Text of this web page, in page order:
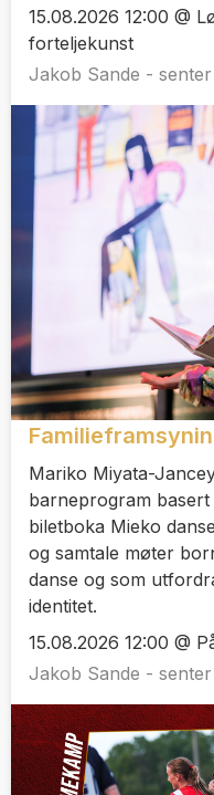
15.08.2026 12:00 @
forteljekunst
Jakob Sande -
Mariko Miyata-
barneprogram
biletboka Mieko
og samtale møter
danse og som
identitet.
15.08.2026 12:00 @
Jakob Sande -